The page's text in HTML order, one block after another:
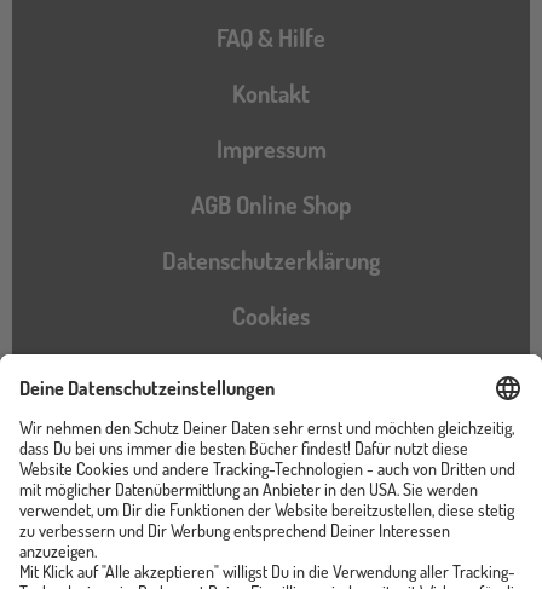
FAQ & Hilfe
Kontakt
Impressum
AGB Online Shop
Datenschutzerklärung
Cookies
Barrierefreiheitserklärung
Instagram
TikTokPinterestYouTubeFacebook